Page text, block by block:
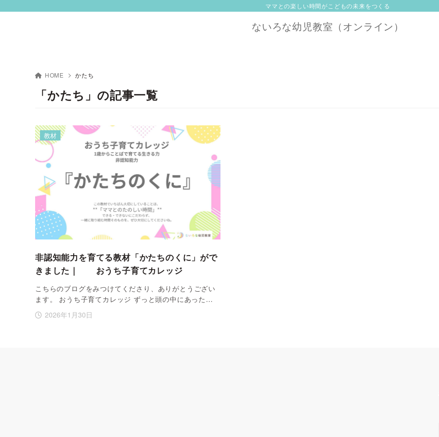
ないろな幼児教室（オンライン）
ママとの楽しい時間がこどもの未来をつくる
HOME かたち
「かたち」の記事一覧
非認知能力を育てる教材「かたちのくに」がで
きました｜ おうち子育てカレッジ
こちらのブログをみつけてくださり、ありがとうござい
ます。 おうち子育てカレッジ ずっと頭の中にあった…
2026年1月30日
教材